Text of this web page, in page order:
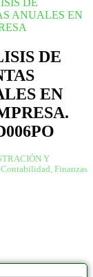
DE
EN
Y
Contabilidad, Finanzas